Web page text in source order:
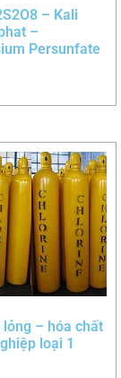
– Kali
–
Persunfate
lỏng – hóa chất
loại 1